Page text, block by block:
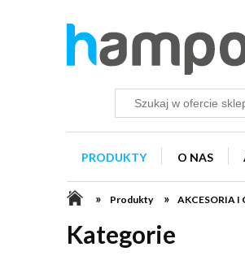
PRODUKTY O NAS
» Produkty » AKCESORIA I
Kategorie